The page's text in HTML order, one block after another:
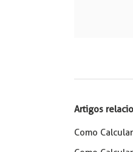
Artigos
Como